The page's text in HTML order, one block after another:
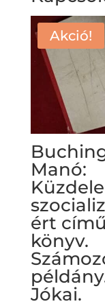
Akció!
Manó:
ért című
könyv.
Jókai.